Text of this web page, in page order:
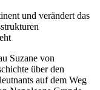
und verändert das
Suzane von
über den
auf dem Weg